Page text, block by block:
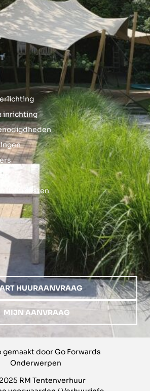
inrichting
lichtmasten
HUURAANVRAAG
MIJN AANVRAAG
door Go Forwards
Onderwerpen
2025 RM Tentenverhuur